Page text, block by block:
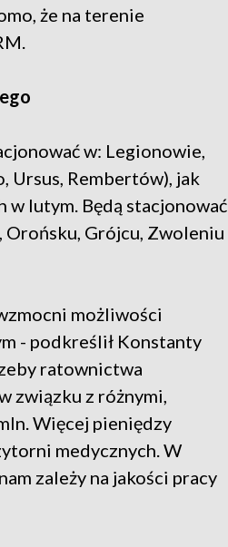
że na terenie
w: Legionowie,
Ursus, Rembertów), jak
w lutym. Będą stacjonować
Grójcu, Zwoleniu
możliwości
- podkreślił Konstanty
ratownictwa
związku z różnymi,
Więcej pieniędzy
medycznych. W
zależy na jakości pracy